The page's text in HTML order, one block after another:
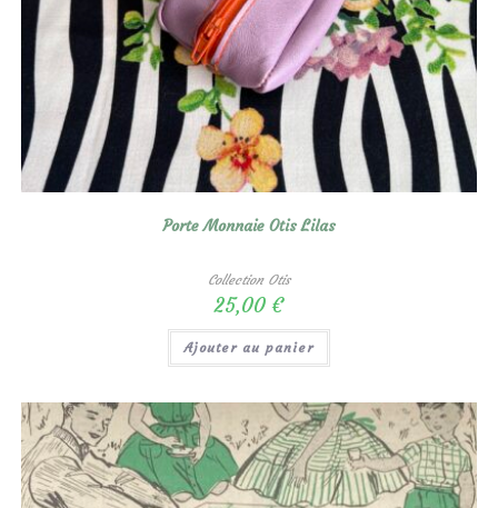
Porte Monnaie Otis Lilas
Collection Otis
25,00 €
Ajouter au panier